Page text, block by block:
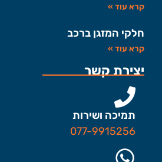
קרא עוד »
חלקי המזגן ברכב
קרא עוד »
יצירת קשר
תמיכה ושירות
077-9915256